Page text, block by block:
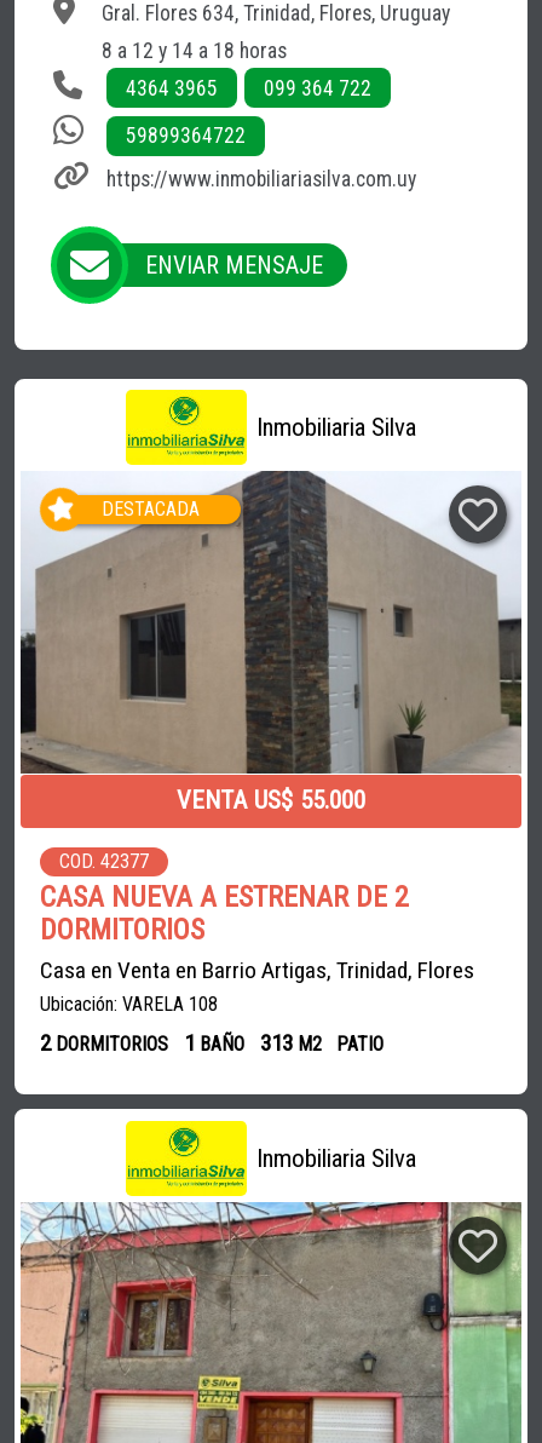
Gral. Flores 634, Trinidad, Flores, Uruguay
8 a 12 y 14 a 18 horas
4364 3965
099 364 722
59899364722
https://www.inmobiliariasilva.com.uy
ENVIAR MENSAJE
Inmobiliaria Silva
DESTACADA
VENTA US$ 55.000
COD. 42377
CASA NUEVA A ESTRENAR DE 2
DORMITORIOS
Casa en Venta en Barrio Artigas, Trinidad, Flores
Ubicación: VARELA 108
2DORMITORIOS 1 BAÑO 313 M2 PATIO
Inmobiliaria Silva